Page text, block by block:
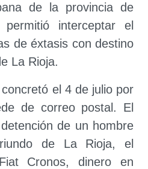
de la provincia de
interceptar el
de éxtasis con destino
La Rioja.
el 4 de julio por
de correo postal. El
de un hombre
de La Rioja, el
Cronos, dinero en